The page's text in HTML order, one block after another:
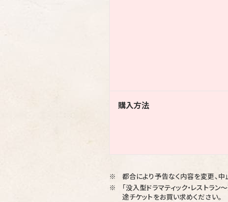
購入方法
※
都合により予告なく内容を変更、中
※
「没入型ドラマティック・レストラ
途チケットをお買い求めください。